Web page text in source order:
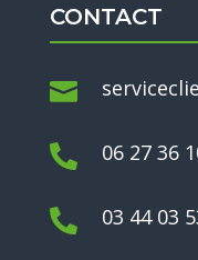
CONTACT

 06 27 36
 03 44 03